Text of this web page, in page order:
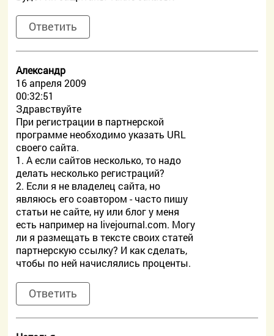
Ответить
Александр
16 апреля 2009
00:32:51
Здравствуйте
При регистрации в партнерской
программе необходимо указать URL
своего сайта.
1. А если сайтов несколько, то надо
делать несколько регистраций?
2. Если я не владелец сайта, но
являюсь его соавтором - часто пишу
статьи не сайте, ну или блог у меня
есть например на livejournal.com. Могу
ли я размещать в тексте своих статей
партнерскую ссылку? И как сделать,
чтобы по ней начислялись проценты.
Ответить